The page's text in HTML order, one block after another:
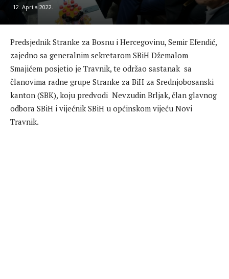
12. Aprila 2022.
Predsjednik Stranke za Bosnu i Hercegovinu, Semir Efendić,
zajedno sa generalnim sekretarom SBiH Džemalom
Smajićem posjetio je Travnik, te održao sastanak sa
članovima radne grupe Stranke za BiH za Srednjobosanski
kanton (SBK), koju predvodi Nevzudin Brljak, član glavnog
odbora SBiH i vijećnik SBiH u općinskom vijeću Novi
Travnik.